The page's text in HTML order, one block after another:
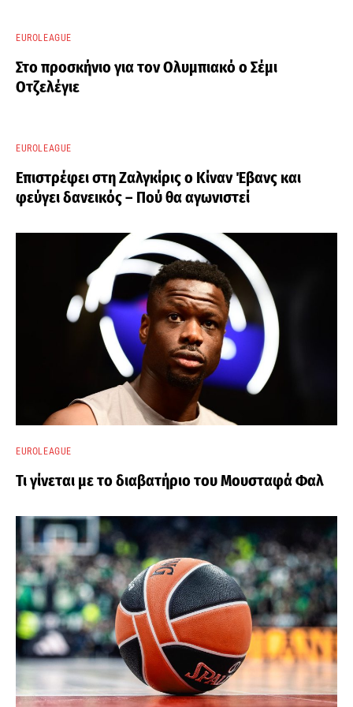
EUROLEAGUE
Στο προσκήνιο για τον Ολυμπιακό ο Σέμι
Οτζελέγιε
EUROLEAGUE
Επιστρέφει στη Ζαλγκίρις ο Κίναν Έβανς και
φεύγει δανεικός – Πού θα αγωνιστεί
EUROLEAGUE
Τι γίνεται με το διαβατήριο του Μουσταφά Φαλ